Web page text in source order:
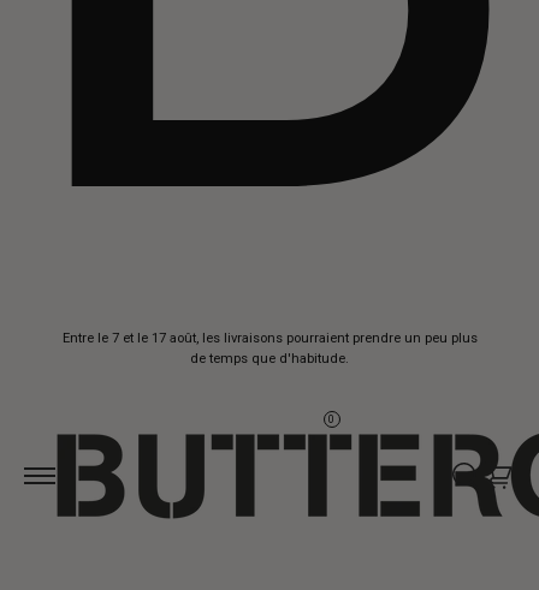
Entre le 7 et le 17 août, les livraisons pourraient prendre un peu plus
de temps que d'habitude.
0